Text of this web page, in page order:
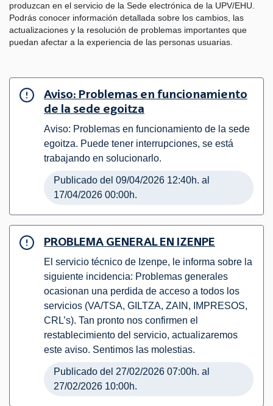
produzcan en el servicio de la Sede electrónica de la UPV/EHU.
Podrás conocer información detallada sobre los cambios, las
actualizaciones y la resolución de problemas importantes que
puedan afectar a la experiencia de las personas usuarias.
Aviso: Problemas en funcionamiento
de la sede egoitza
Aviso: Problemas en funcionamiento de la sede
egoitza. Puede tener interrupciones, se está
trabajando en solucionarlo.
Publicado del 09/04/2026 12:40h. al
17/04/2026 00:00h.
PROBLEMA GENERAL EN IZENPE
El servicio técnico de Izenpe, le informa sobre la
siguiente incidencia: Problemas generales
ocasionan una perdida de acceso a todos los
servicios (VA/TSA, GILTZA, ZAIN, IMPRESOS,
CRL’s). Tan pronto nos confirmen el
restablecimiento del servicio, actualizaremos
este aviso. Sentimos las molestias.
Publicado del 27/02/2026 07:00h. al
27/02/2026 10:00h.